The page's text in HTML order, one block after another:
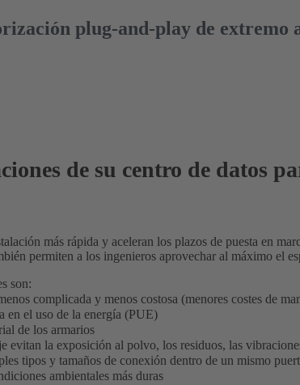
plug-and-play de extremo
de su centro de datos
más rápida y aceleran los plazos de puesta en
permiten a los ingenieros aprovechar al máximo el
son:
complicada y menos costosa (menores costes de
en el uso de la energía (PUE)
de los armarios
evitan la exposición al polvo, los residuos, las
tipos y tamaños de conexión dentro de un mismo
ambientales más duras